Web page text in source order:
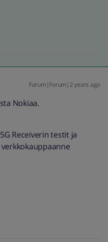
Forum|Forum|2 years ago
Nokiaa.
Receiverin testit ja